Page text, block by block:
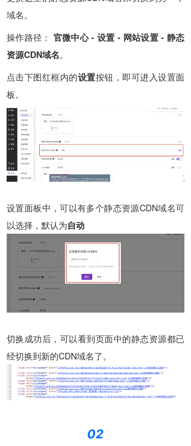
域名。
操作路径： 官微中心 - 设置 - 网站设置 - 静态
资源CDN域名。
点击下图红框内的设置按钮，即可进入设置面
板。
设置面板中，可以有多个静态资源CDN域名可
以选择，默认为自动
切换成功后，可以看到页面中的静态资源都已
经切换到新的CDN域名了。
02